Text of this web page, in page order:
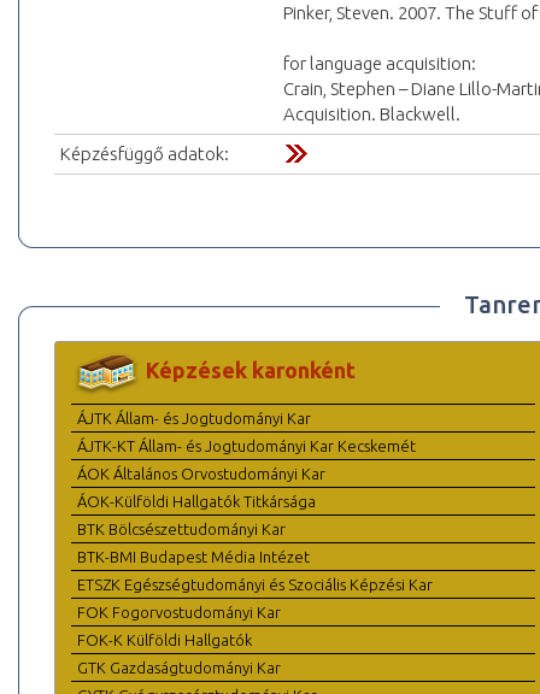
Pinker, Steven. 2007. The Stuff
for language acquisition:
Crain, Stephen – Diane Lillo-
Acquisition. Blackwell.
Képzésfüggő adatok:
Képzések karonként
ÁJTK Állam- és Jogtudományi Kar
ÁJTK-KT Állam- és Jogtudományi Kar Kecskemét
ÁOK Általános Orvostudományi Kar
ÁOK-Külföldi Hallgatók Titkársága
BTK Bölcsészettudományi Kar
BTK-BMI Budapest Média Intézet
ETSZK Egészségtudományi és Szociális Képzési Kar
FOK Fogorvostudományi Kar
FOK-K Külföldi Hallgatók
GTK Gazdaságtudományi Kar